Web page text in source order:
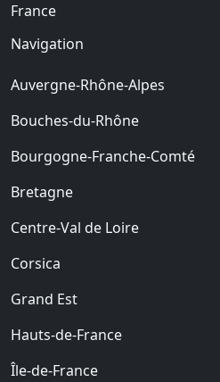
France
Navigation
Auvergne-Rhône-Alpes
Bouches-du-Rhône
Bourgogne-Franche-Comté
Bretagne
Centre-Val de Loire
Corsica
Grand Est
Hauts-de-France
Île-de-France